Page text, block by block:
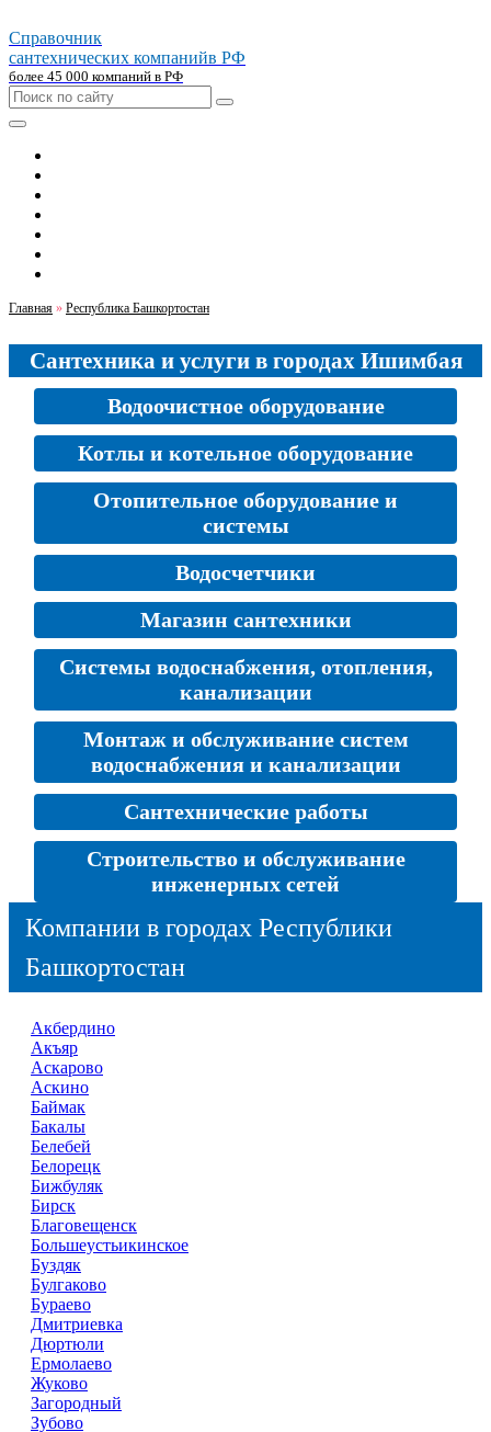
Справочник
сантехнических компанийв РФ
более 45 000 компаний в РФ
Главная » Республика Башкортостан
Сантехника и услуги в городах Ишимбая
Водоочистное оборудование
Котлы и котельное оборудование
Отопительное оборудование и
системы
Водосчетчики
Магазин сантехники
Системы водоснабжения, отопления,
канализации
Монтаж и обслуживание систем
водоснабжения и канализации
Сантехнические работы
Строительство и обслуживание
инженерных сетей
Компании в городах Республики
Башкортостан
Акбердино
Акъяр
Аскарово
Аскино
Баймак
Бакалы
Белебей
Белорецк
Бижбуляк
Бирск
Благовещенск
Большеустьикинское
Буздяк
Булгаково
Бураево
Дмитриевка
Дюртюли
Ермолаево
Жуково
Загородный
Зубово